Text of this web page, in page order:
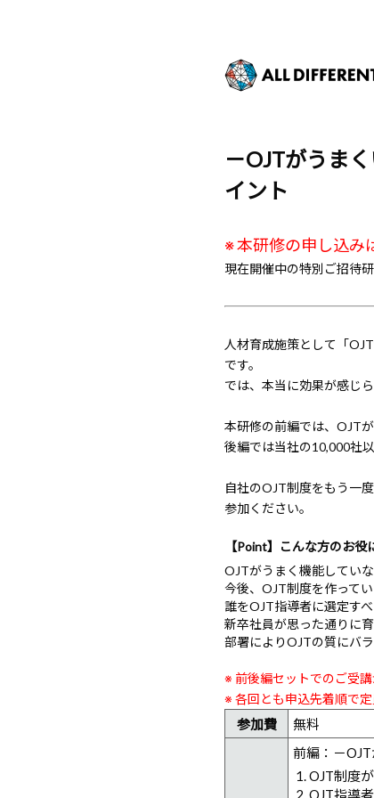
－OJTがうま
イント
※ 本研修の申し込み
現在開催中の特別ご招待
人材育成施策として「
です。
では、本当に効果が感じ
本研修の前編では、OJT
後編では当社の10,000社
自社のOJT制度をもう一
参加ください。
【Point】こんな方のお役
OJTがうまく機能してい
今後、OJT制度を作って
誰をOJT指導者に選定す
新卒社員が思った通りに
部署によりOJTの質にバ
※ 前後編セットでのご受講
※ 各回とも申込先着順で
参加費
無料
前編：－
OJT制度
OJT指導